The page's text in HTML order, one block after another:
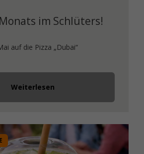
im Schlüters!
auf die Pizza „Dubai“
Weiterlesen